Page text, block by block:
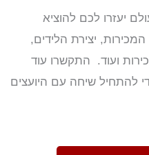
יעזרו לכם להוציא
יצירת הלידים,
ועוד. התקשרו עוד
למספר 1.719.368.8393 כדי להתחיל שיחה עם היועצים